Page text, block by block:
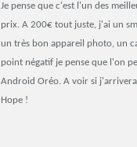
Je pense que c'est l'un des
prix. A 200€ tout juste, j'ai un
un très bon appareil photo, un
point négatif je pense que l'on
Android Oréo. A voir si
Hope !